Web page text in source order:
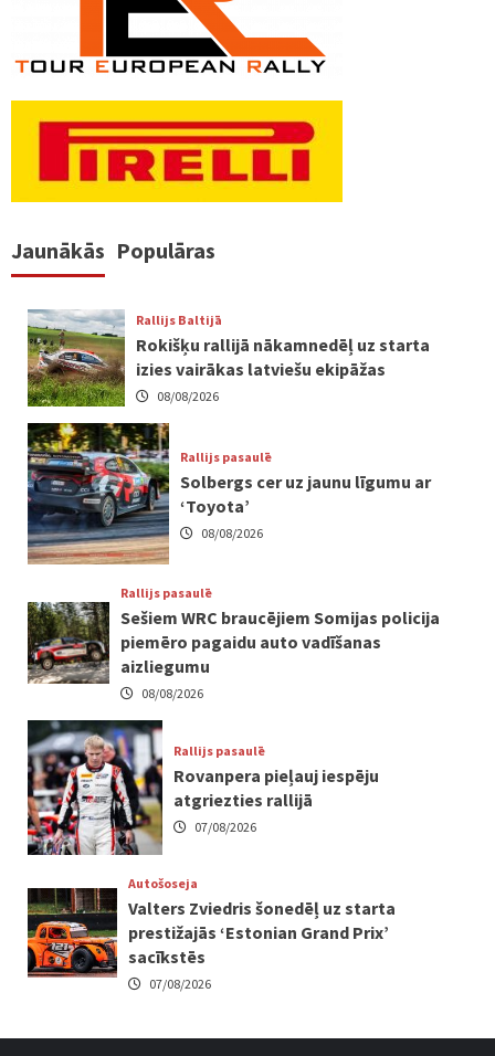
Jaunākās Populāras
Rallijs Baltijā
Rokišķu rallijā nākamnedēļ uz starta
izies vairākas latviešu ekipāžas
08/08/2026
Rallijs pasaulē
Solbergs cer uz jaunu līgumu ar
‘Toyota’
08/08/2026
Rallijs pasaulē
Sešiem WRC braucējiem Somijas policija
piemēro pagaidu auto vadīšanas
aizliegumu
08/08/2026
Rallijs pasaulē
Rovanpera pieļauj iespēju
atgriezties rallijā
07/08/2026
Autošoseja
Valters Zviedris šonedēļ uz starta
prestižajās ‘Estonian Grand Prix’
sacīkstēs
07/08/2026